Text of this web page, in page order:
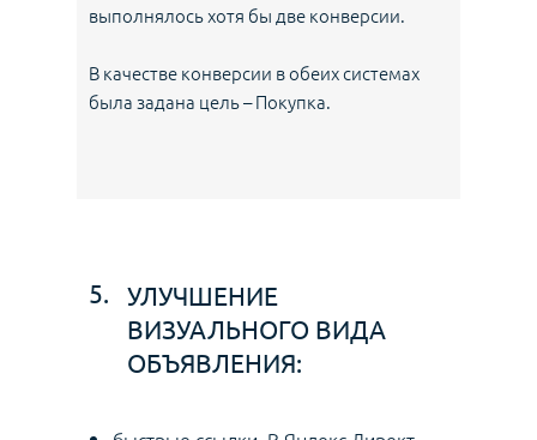
выполнялось хотя бы две конверсии.
В качестве конверсии в обеих системах
была задана цель – Покупка.
УЛУЧШЕНИЕ
ВИЗУАЛЬНОГО ВИДА
ОБЪЯВЛЕНИЯ:
5.